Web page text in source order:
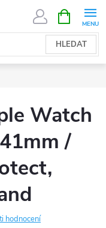
HLEDAT
NÁKUPNÍ
KOŠÍK
Watch
/
hodnocení